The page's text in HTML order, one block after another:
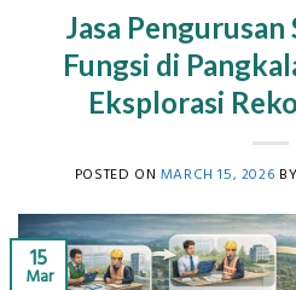
Jasa
Fungsi di
Eksplorasi
POSTED ON MARCH 15, 2026 BY
15
Mar